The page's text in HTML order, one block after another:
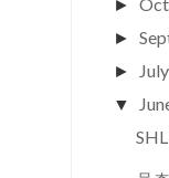
►
►
►
▼